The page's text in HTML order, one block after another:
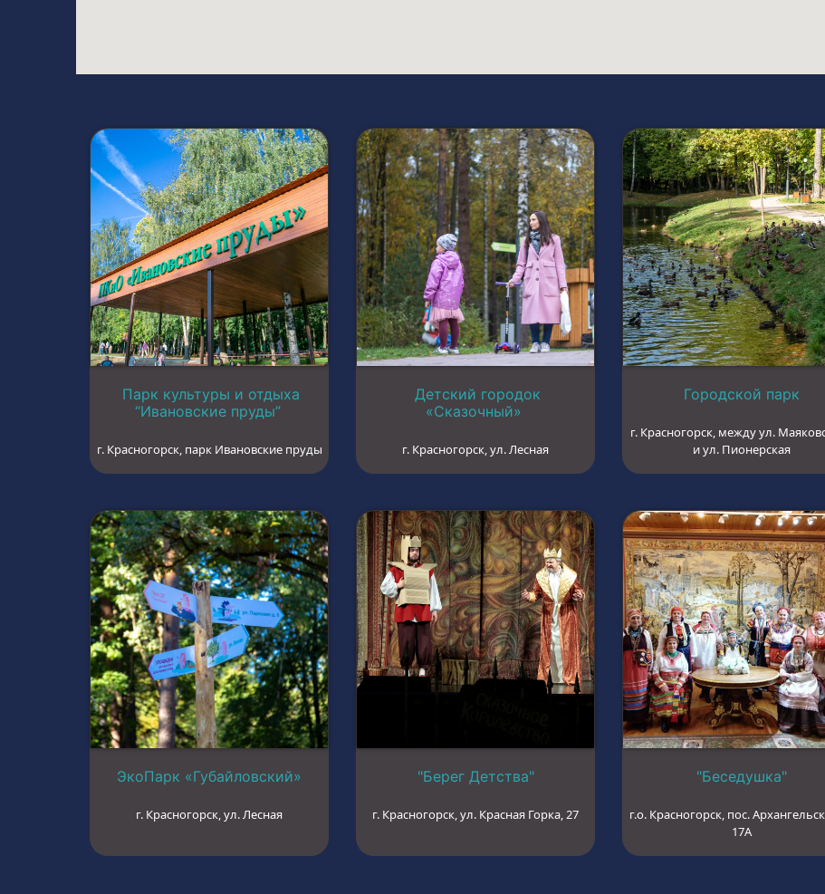
Парк культуры и отдыха
“Ивановские пруды”
г. Красногорск, парк Ивановские пруды
Детский городок
«Сказочный»
г. Красногорск, ул. Лесная
Городской парк
г. Красногорск, между ул.
и ул. Пионерская
ЭкоПарк «Губайловский»
г. Красногорск, ул. Лесная
"Берег Детства"
г. Красногорск, ул. Красная Горка, 27
"Беседушка"
г.о. Красногорск, пос.
17А